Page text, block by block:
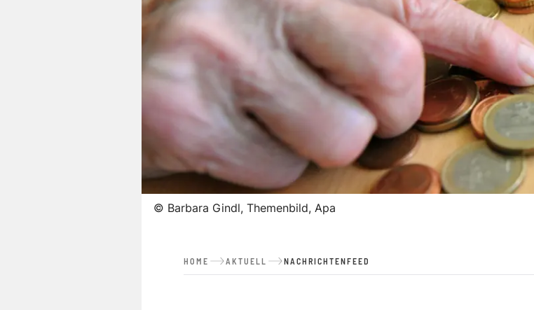
© Barbara Gindl, Themenbild, Apa
HOME AKTUELL NACHRICHTENFEED